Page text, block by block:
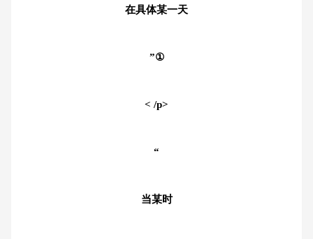
在具体某一天
”①
< /p>
“
当某时